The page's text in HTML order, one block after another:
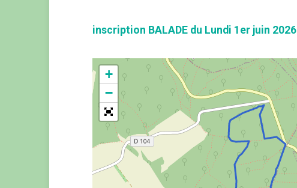
inscription BALADE du Lundi 1er juin 2026
+
−